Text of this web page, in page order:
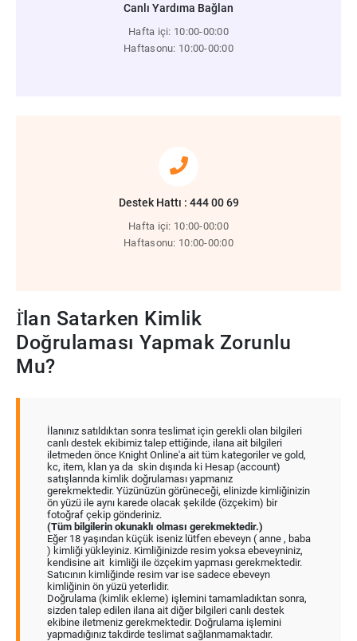
Canlı Yardıma Bağlan
Hafta içi: 10:00-00:00
Haftasonu: 10:00-00:00
Destek Hattı : 444 00 69
Hafta içi: 10:00-00:00
Haftasonu: 10:00-00:00
İ̇lan Satarken Kimlik
Doğrulaması Yapmak Zorunlu
Mu?
İlanınız satıldıktan sonra teslimat için gerekli olan bilgileri
canlı destek ekibimiz talep ettiğinde, ilana ait bilgileri
iletmeden önce Knight Online'a ait tüm kategoriler ve gold,
kc, item, klan ya da skin dışında ki Hesap (account)
satışlarında kimlik doğrulaması yapmanız
gerekmektedir. Yüzünüzün görüneceği, elinizde kimliğinizin
ön yüzü ile aynı karede olacak şekilde (özçekim) bir
fotoğraf çekip gönderiniz.
(Tüm bilgilerin okunaklı olması gerekmektedir.)
Eğer 18 yaşından küçük iseniz lütfen ebeveyn ( anne , baba
) kimliği yükleyiniz. Kimliğinizde resim yoksa ebeveyniniz,
kendisine ait kimliği ile özçekim yapması gerekmektedir.
Satıcının kimliğinde resim var ise sadece ebeveyn
kimliğinin ön yüzü yeterlidir.
Doğrulama (kimlik ekleme) işlemini tamamladıktan sonra,
sizden talep edilen ilana ait diğer bilgileri canlı destek
ekibine iletmeniz gerekmektedir. Doğrulama işlemini
yapmadığınız takdirde teslimat sağlanmamaktadır.